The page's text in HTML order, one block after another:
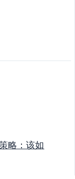
略：该如